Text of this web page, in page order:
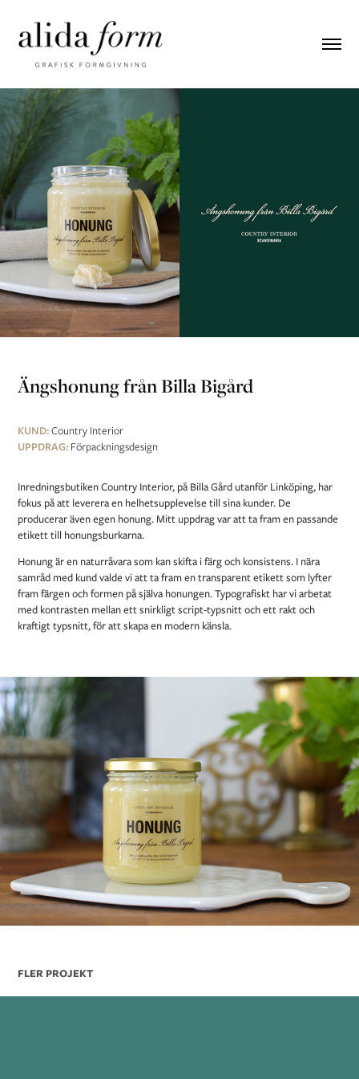
Ängshonung från Billa Bigård
KUND:Country Interior
UPPDRAG: Förpackningsdesign
Inredningsbutiken Country Interior, på Billa Gård utanför Linköping, har
fokus på att leverera en helhetsupplevelse till sina kunder. De
producerar även egen honung. Mitt uppdrag var att ta fram en passande
etikett till honungsburkarna.
Honung är en naturråvara som kan skifta i färg och konsistens. I nära
samråd med kund valde vi att ta fram en transparent etikett som lyfter
fram färgen och formen på själva honungen. Typografiskt har vi arbetat
med kontrasten mellan ett snirkligt script-typsnitt och ett rakt och
kraftigt typsnitt, för att skapa en modern känsla.
FLER PROJEKT